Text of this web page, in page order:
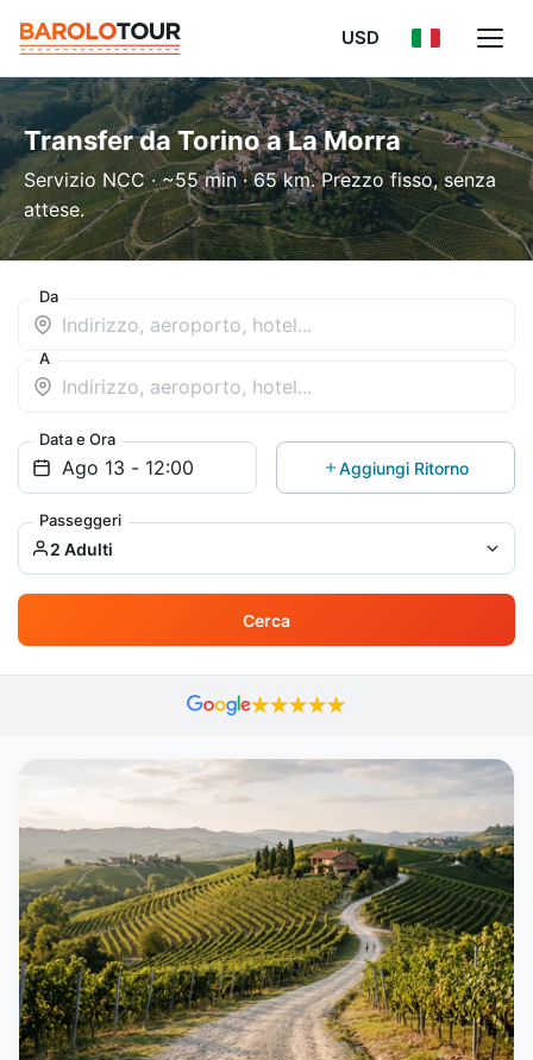
USD
Transfer da Torino a La Morra
Servizio NCC · ~55 min · 65 km. Prezzo fisso, senza
attese.
Da
A
Data e Ora
Aggiungi Ritorno
Passeggeri
2 Adulti
Cerca